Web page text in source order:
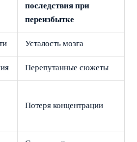
последствия при
переизбытке
Усталость мозга
Перепутанные сюжеты
Потеря концентрации